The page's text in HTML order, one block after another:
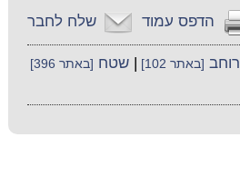
שלח לחבר הדפס עמוד
רוחב [באתר 102] |שטח [באתר 396]